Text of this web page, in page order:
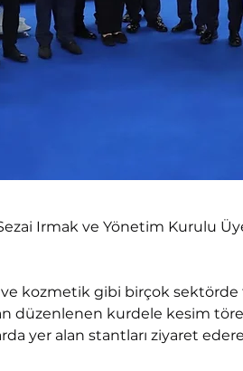
Irmak ve Yönetim Kurulu
kozmetik gibi birçok sektörde
düzenlenen kurdele kesim
yer alan stantları ziyaret